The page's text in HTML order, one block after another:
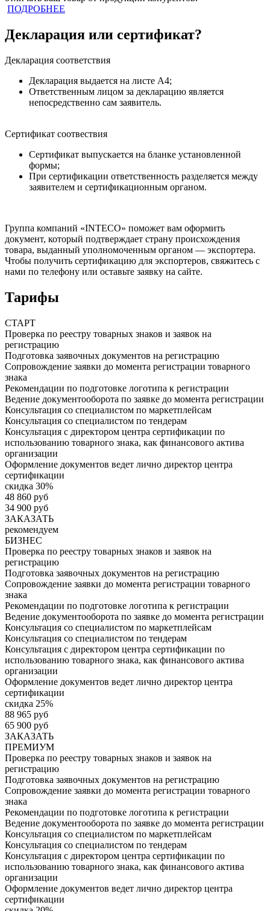
ПОДРОБНЕЕ
Декларация или сертификат?
Декларация соответствия
Декларация выдается на листе А4;
Ответственным лицом за декларацию является
непосредственно сам заявитель.
Сертификат соотвествия
Сертификат выпускается на бланке установленной
формы;
При сертификации ответственность разделяется между
заявителем и сертификационным органом.
Группа компаний «INTECO» поможет вам оформить
документ, который подтверждает страну происхождения
товара, выданный уполномоченным органом — экспортера.
Чтобы получить сертификацию для экспортеров, свяжитесь с
нами по телефону или оставьте заявку на сайте.
Тарифы
СТАРТ
Проверка по реестру товарных знаков и заявок на
регистрацию
Подготовка заявочных документов на регистрацию
Сопровождение заявки до момента регистрации товарного
знака
Рекомендации по подготовке логотипа к регистрации
Ведение документооборота по заявке до момента регистрации
Консультация со специалистом по маркетплейсам
Консультация со специалистом по тендерам
Консультация с директором центра сертификации по
использованию товарного знака, как финансового актива
организации
Оформление документов ведет лично директор центра
сертификации
скидка 30%
48 860 руб
34 900 руб
ЗАКАЗАТЬ
рекомендуем
БИЗНЕС
Проверка по реестру товарных знаков и заявок на
регистрацию
Подготовка заявочных документов на регистрацию
Сопровождение заявки до момента регистрации товарного
знака
Рекомендации по подготовке логотипа к регистрации
Ведение документооборота по заявке до момента регистрации
Консультация со специалистом по маркетплейсам
Консультация со специалистом по тендерам
Консультация с директором центра сертификации по
использованию товарного знака, как финансового актива
организации
Оформление документов ведет лично директор центра
сертификации
скидка 25%
88 965 руб
65 900 руб
ЗАКАЗАТЬ
ПРЕМИУМ
Проверка по реестру товарных знаков и заявок на
регистрацию
Подготовка заявочных документов на регистрацию
Сопровождение заявки до момента регистрации товарного
знака
Рекомендации по подготовке логотипа к регистрации
Ведение документооборота по заявке до момента регистрации
Консультация со специалистом по маркетплейсам
Консультация со специалистом по тендерам
Консультация с директором центра сертификации по
использованию товарного знака, как финансового актива
организации
Оформление документов ведет лично директор центра
сертификации